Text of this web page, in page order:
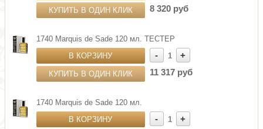
КУПИТЬ В ОДИН КЛИК
8 320 руб
1740 Marquis de Sade 120 мл. ТЕСТЕР
В КОРЗИНУ
КУПИТЬ В ОДИН КЛИК
- 1
+
11 317 руб
1740 Marquis de Sade 120 мл.
В КОРЗИНУ
- 1
+